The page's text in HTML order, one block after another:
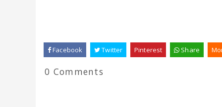
Facebook Twitter Pinterest Share
0 Comments